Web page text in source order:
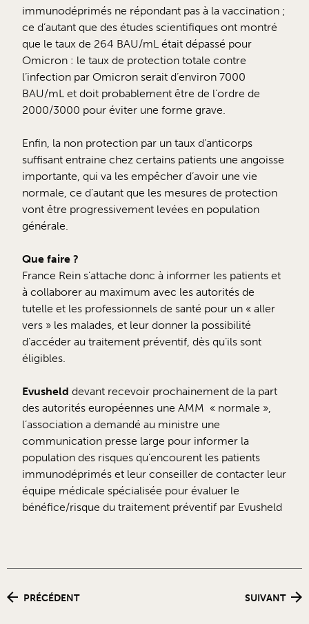
immunodéprimés ne répondant pas à la vaccination ;
ce d’autant que des études scientifiques ont montré
que le taux de 264 BAU/mL était dépassé pour
Omicron : le taux de protection totale contre
l’infection par Omicron serait d’environ 7000
BAU/mL et doit probablement être de l’ordre de
2000/3000 pour éviter une forme grave.
Enfin, la non protection par un taux d’anticorps
suffisant entraine chez certains patients une angoisse
importante, qui va les empêcher d’avoir une vie
normale, ce d’autant que les mesures de protection
vont être progressivement levées en population
générale.
Que faire ?
France Rein s’attache donc à informer les patients et
à collaborer au maximum avec les autorités de
tutelle et les professionnels de santé pour un « aller
vers » les malades, et leur donner la possibilité
d’accéder au traitement préventif, dès qu’ils sont
éligibles.
Evusheld devant recevoir prochainement de la part
des autorités européennes une AMM « normale »,
l’association a demandé au ministre une
communication presse large pour informer la
population des risques qu’encourent les patients
immunodéprimés et leur conseiller de contacter leur
équipe médicale spécialisée pour évaluer le
bénéfice/risque du traitement préventif par Evusheld
PRÉCÉDENT SUIVANT